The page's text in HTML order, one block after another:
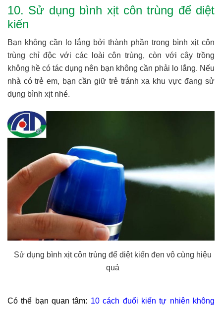
10. Sử dụng bình xịt côn trùng để diệt
kiến
Bạn không cần lo lắng bởi thành phần trong bình xịt côn
trùng chỉ độc với các loài côn trùng, còn với cây trồng
không hề có tác dụng nên bạn không cần phải lo lắng. Nếu
nhà có trẻ em, bạn cần giữ trẻ tránh xa khu vực đang sử
dụng bình xịt nhé.
Sử dụng bình xịt côn trùng để diệt kiến đen vô cùng hiệu
quả
Có thể bạn quan tâm: 10 cách đuổi kiến tự nhiên không